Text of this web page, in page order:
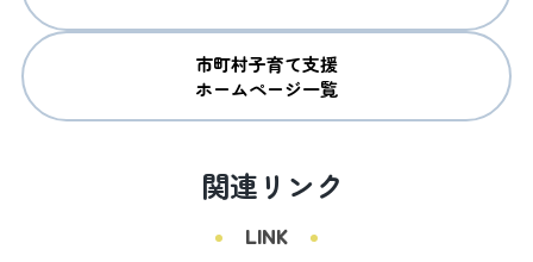
市町村子育て支援
ホームページ一覧
関連リンク
LINK